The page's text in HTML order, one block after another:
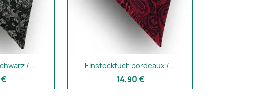
/... Einstecktuch bordeaux /...
14,90 €